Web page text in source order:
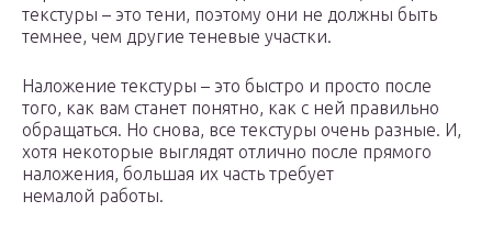
текстуры – это тени, поэтому они не должны быть
темнее, чем другие теневые участки.
Наложение текстуры – это быстро и просто после
того, как вам станет понятно, как с ней правильно
обращаться. Но снова, все текстуры очень разные. И,
хотя некоторые выглядят отлично после прямого
наложения, большая их часть требует
немалой работы.